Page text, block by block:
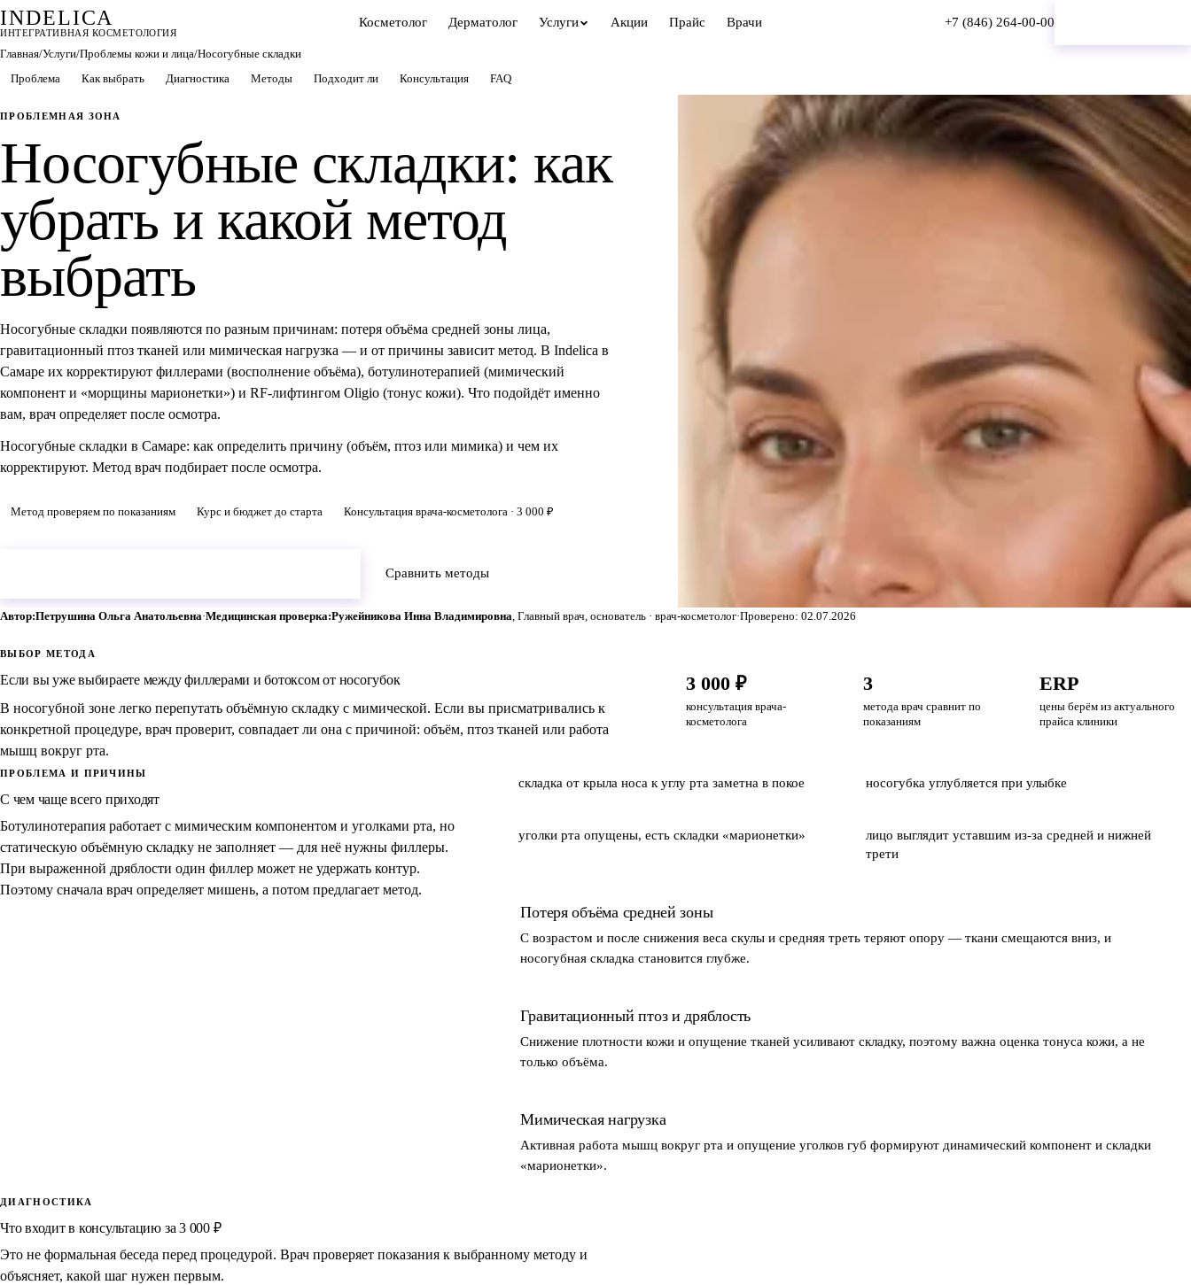
INDELICA
ИНТЕГРАТИВНАЯ КОСМЕТОЛОГИЯ
Косметолог Дерматолог Услуги Акции Прайс Врачи +7 (846) 264-00-00
Главная/Услуги/Проблемы кожи и лица/Носогубные складки
Проблема
Как выбрать Диагностика Методы Подходит ли Консультация FAQ
ПРОБЛЕМНАЯ ЗОНА
Носогубные складки: как
убрать и какой метод
выбрать
Носогубные складки появляются по разным причинам: потеря объёма средней зоны лица,
гравитационный птоз тканей или мимическая нагрузка — и от причины зависит метод. В Indelica в
Самаре их корректируют филлерами (восполнение объёма), ботулинотерапией (мимический
компонент и «морщины марионетки») и RF-лифтингом Oligio (тонус кожи). Что подойдёт именно
вам, врач определяет после осмотра.
Носогубные складки в Самаре: как определить причину (объём, птоз или мимика) и чем их
корректируют. Метод врач подбирает после осмотра.
Метод проверяем по показаниям Курс и бюджет до старта Консультация врача-косметолога · 3 000 ₽
Сравнить методы
Автор:Петрушина Ольга Анатольевна·Медицинская проверка:Ружейникова Инна Владимировна, Главный врач, основатель · врач-косметолог·Проверено: 02.07.2026
ВЫБОР МЕТОДА
Если вы уже выбираете между филлерами и ботоксом от носогубок
В носогубной зоне легко перепутать объёмную складку с мимической. Если вы присматривались к
конкретной процедуре, врач проверит, совпадает ли она с причиной: объём, птоз тканей или работа
мышц вокруг рта.
3 000 ₽
консультация врача-
косметолога
3
метода врач сравнит по
показаниям
ERP
цены берём из актуального
прайса клиники
ПРОБЛЕМА И ПРИЧИНЫ
С чем чаще всего приходят
Ботулинотерапия работает с мимическим компонентом и уголками рта, но
статическую объёмную складку не заполняет — для неё нужны филлеры.
При выраженной дряблости один филлер может не удержать контур.
Поэтому сначала врач определяет мишень, а потом предлагает метод.
складка от крыла носа к углу рта заметна в покое носогубка углубляется при улыбке
уголки рта опущены, есть складки «марионетки»
лицо выглядит уставшим из-за средней и нижней
трети
Потеря объёма средней зоны
С возрастом и после снижения веса скулы и средняя треть теряют опору — ткани смещаются вниз, и
носогубная складка становится глубже.
Гравитационный птоз и дряблость
Снижение плотности кожи и опущение тканей усиливают складку, поэтому важна оценка тонуса кожи, а не
только объёма.
Мимическая нагрузка
Активная работа мышц вокруг рта и опущение уголков губ формируют динамический компонент и складки
«марионетки».
ДИАГНОСТИКА
Что входит в консультацию за 3 000 ₽
Это не формальная беседа перед процедурой. Врач проверяет показания к выбранному методу и
объясняет, какой шаг нужен первым.